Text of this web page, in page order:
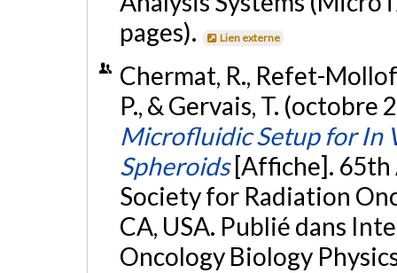
pages).
Lien externe
Chermat, R., Refet-
P., & Gervais, T. (octobre
Microfluidic Setup for In
Spheroids [Affiche].
Society for Radiation
CA, USA. Publié dans
Oncology Biology